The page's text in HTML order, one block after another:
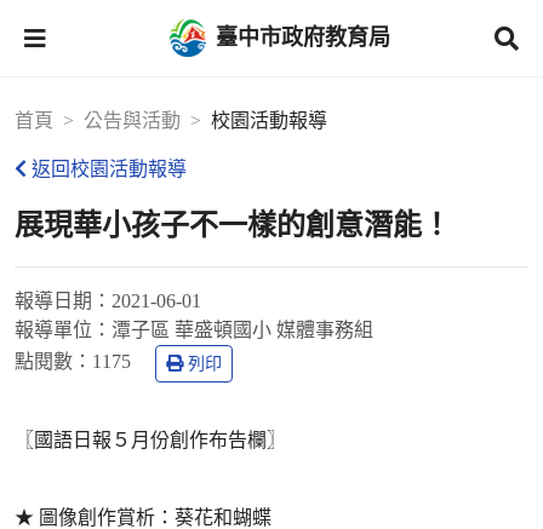
臺中市政府教育局
首頁 公告與活動 校園活動報導
返回校園活動報導
展現華小孩子不一樣的創意潛能！
報導日期： 2021-06-01
報導單位： 潭子區 華盛頓國小 媒體事務組
點閱數： 1175 列印
〖國語日報５月份創作布告欄〗
★ 圖像創作賞析：葵花和蝴蝶